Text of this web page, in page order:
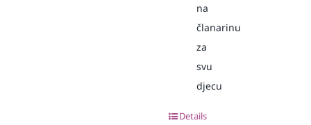
na
članarinu
za
svu
djecu
Details